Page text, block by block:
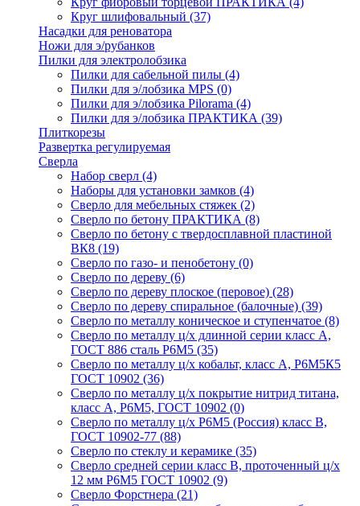
Круг шлифовальный (37)
Насадки для реноватора
Ножи для э/рубанков
Пилки для электролобзика
Пилки для сабельной пилы (4)
Пилки для э/лобзика MPS (0)
Пилки для э/лобзика Pilorama (4)
Пилки для э/лобзика ПРАКТИКА (39)
Плиткорезы
Развертка регулируемая
Сверла
Набор сверл (4)
Наборы для установки замков (4)
Сверло для мебельных стяжек (2)
Сверло по бетону ПРАКТИКА (8)
Сверло по бетону с твердосплавной пластиной
ВК8 (19)
Сверло по газо- и пенобетону (0)
Сверло по дереву (6)
Сверло по дереву плоское (перовое) (28)
Сверло по дереву спиральное (балочные) (39)
Сверло по металлу коническое и ступенчатое (8)
Сверло по металлу ц/х длинной серии класс А,
ГОСТ 886 сталь Р6М5 (35)
Сверло по металлу ц/х кобальт, класс А, Р6М5К5
ГОСТ 10902 (36)
Сверло по металлу ц/х покрытие нитрид титана,
класс А, Р6М5, ГОСТ 10902 (0)
Сверло по металлу ц/х Р6М5 (Россия) класс В,
ГОСТ 10902-77 (88)
Сверло по стеклу и керамике (35)
Сверло средней серии класс В, проточенный ц/х
12 мм Р6М5 ГОСТ 10902 (9)
Сверло Форстнера (21)